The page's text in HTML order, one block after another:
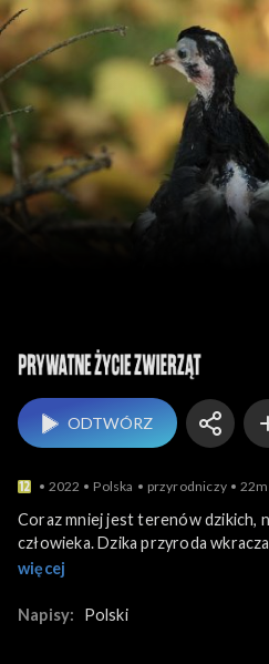
ODTWÓRZ
2022 Polska przyrodniczy 22m
Coraz mniej jest terenów dzikich,
człowieka. Dzika przyroda
śmietniki, szukając jedzenia. Nad
krukowate zadziwiają swoją
więcej
Napisy: Polski